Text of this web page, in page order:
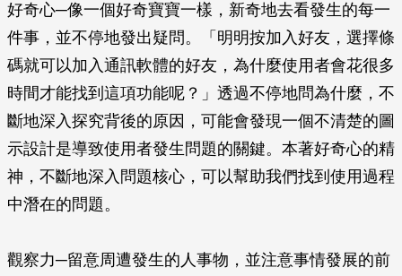
好奇心─像一個好奇寶寶一樣，新奇地去看發生的每一
件事，並不停地發出疑問。「明明按加入好友，選擇條
碼就可以加入通訊軟體的好友，為什麼使用者會花很多
時間才能找到這項功能呢？」透過不停地問為什麼，不
斷地深入探究背後的原因，可能會發現一個不清楚的圖
示設計是導致使用者發生問題的關鍵。本著好奇心的精
神，不斷地深入問題核心，可以幫助我們找到使用過程
中潛在的問題。
觀察力─留意周遭發生的人事物，並注意事情發展的前